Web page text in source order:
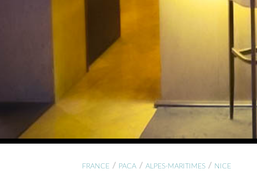
FRANCE / PACA / ALPES-MARITIMES / NICE